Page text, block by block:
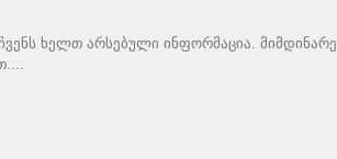
ხელთ არსებული ინფორმაცია. მიმდინარე